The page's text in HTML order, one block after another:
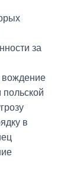
за
вождение
в